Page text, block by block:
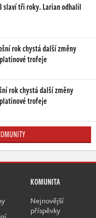
slaví tři roky. Larian odhalil
rok chystá další změny
trofeje
rok chystá další změny
trofeje
KOMUNITA
Nejnovější
příspěvky